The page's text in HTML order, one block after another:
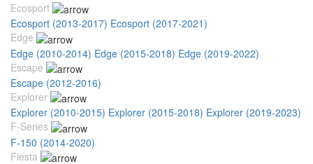
Ecosport
Ecosport (2013-2017) Ecosport (2017-2021)
Edge
Edge (2010-2014) Edge (2015-2018) Edge (2019-2022)
Escape
Escape (2012-2016)
Explorer
Explorer (2010-2015) Explorer (2015-2018) Explorer (2019-2023)
F-Series
F-150 (2014-2020)
Fiesta